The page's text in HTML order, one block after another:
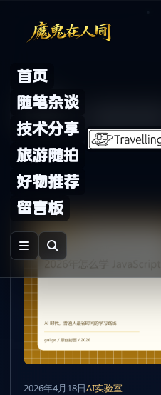
首页
随笔杂谈
技术分享
旅游随拍
好物推荐
留言板
Archive
标签：
2026年4月18日AI实验室